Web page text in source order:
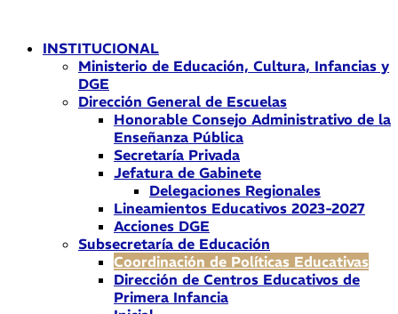
contenidoINSTITUCIONAL
Ministerio de Educación, Cultura, Infancias y
DGE
Dirección General de Escuelas
Honorable Consejo Administrativo de la
Enseñanza Pública
Secretaría Privada
Jefatura de Gabinete
Delegaciones Regionales
Lineamientos Educativos 2023-2027
Acciones DGE
Subsecretaría de Educación
Coordinación de Políticas Educativas
Dirección de Centros Educativos de
Primera Infancia